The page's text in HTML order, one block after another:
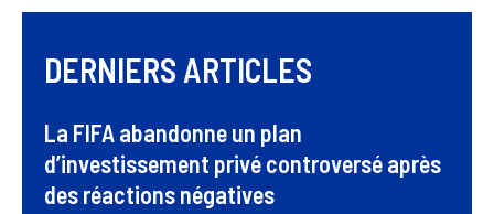
DERNIERS ARTICLES
La FIFA abandonne un plan
d’investissement privé controversé après
des réactions négatives